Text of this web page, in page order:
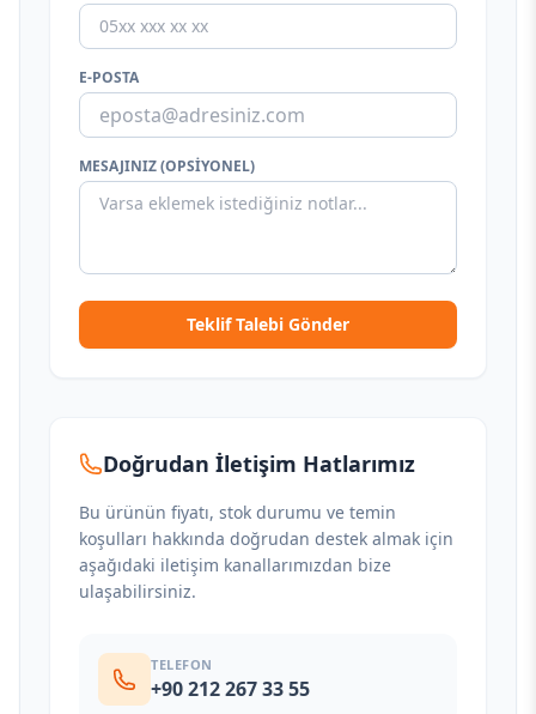
E-POSTA
MESAJINIZ (OPSIYONEL)
Teklif Talebi Gönder
Doğrudan İletişim Hatlarımız
Bu ürünün fiyatı, stok durumu ve temin
koşulları hakkında doğrudan destek almak için
aşağıdaki iletişim kanallarımızdan bize
ulaşabilirsiniz.
TELEFON
+90 212 267 33 55